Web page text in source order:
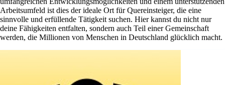
Arbeitsumfeld ist dies der ideale Ort für Quereinsteiger, die eine
sinnvolle und erfüllende Tätigkeit suchen. Hier kannst du nicht nur
deine Fähigkeiten entfalten, sondern auch Teil einer Gemeinschaft
werden, die Millionen von Menschen in Deutschland glücklich macht.